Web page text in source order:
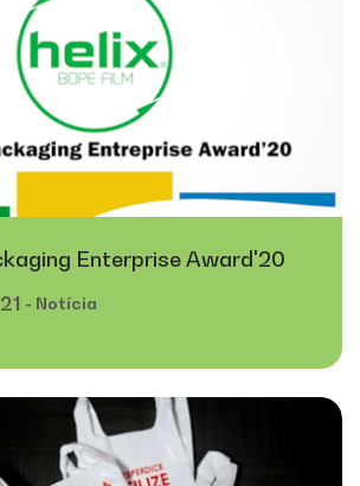
Enterprise Award'20
- Notícia